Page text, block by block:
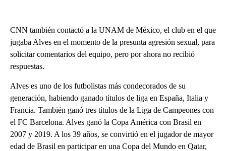
CNN también contactó a la UNAM de México, el club en el que
jugaba Alves en el momento de la presunta agresión sexual, para
solicitar comentarios del equipo, pero por ahora no recibió
respuestas.
Alves es uno de los futbolistas más condecorados de su
generación, habiendo ganado títulos de liga en España, Italia y
Francia. También ganó tres títulos de la Liga de Campeones con
el FC Barcelona. Alves ganó la Copa América con Brasil en
2007 y 2019. A los 39 años, se convirtió en el jugador de mayor
edad de Brasil en participar en una Copa del Mundo en Qatar,